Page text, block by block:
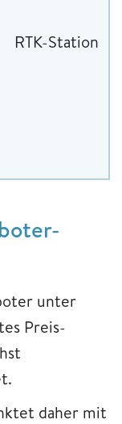
RTK-Station
unter
Preis-
daher mit